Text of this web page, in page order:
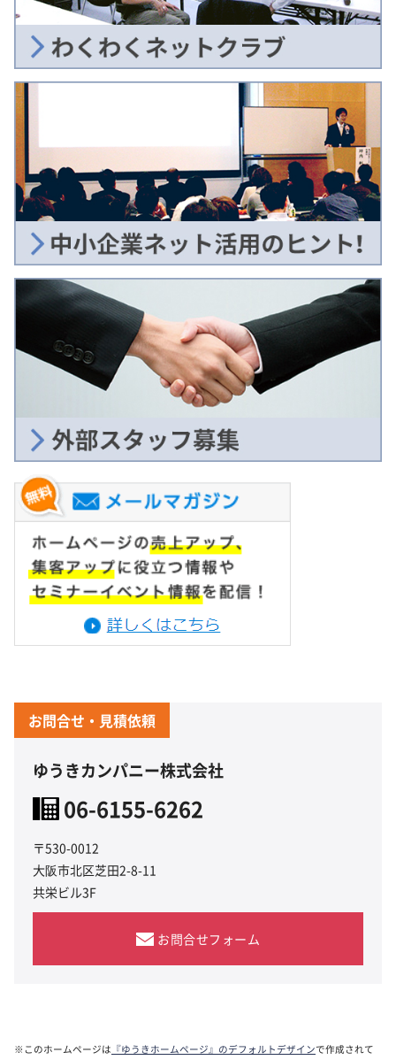
お問合せ・見積依頼
ゆうきカンパニー株式会社
06-6155-6262
〒530-0012
大阪市北区芝田2-8-11
共栄ビル3F
お問合せフォーム
※このホームページは 『ゆうきホームページ』のデフォルトデザインで作成されて